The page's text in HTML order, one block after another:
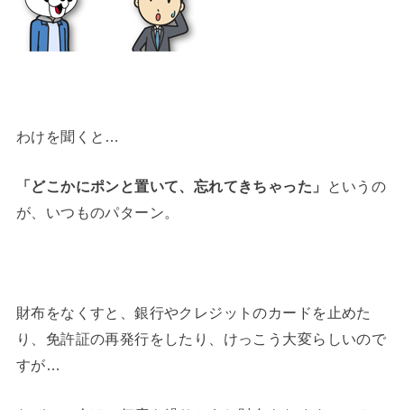
わけを聞くと…
「どこかにポンと置いて、忘れてきちゃった」
というの
が、いつものパターン。
財布をなくすと、銀行やクレジットのカードを止めた
り、免許証の再発行をしたり、けっこう大変らしいので
すが…